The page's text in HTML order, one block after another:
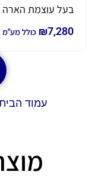
בעל עוצמת
4,000 לומן *4K*₪7,280 כולל מע"מ
עמוד